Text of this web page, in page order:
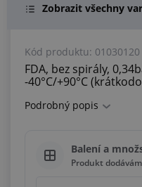
Zobrazit všechny
Kód produktu: 01030120
FDA, bez spirály,
-40°C/+90°C
Podrobný popis
Balení a
Produkt